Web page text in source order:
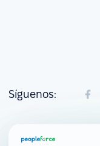
Síguenos: